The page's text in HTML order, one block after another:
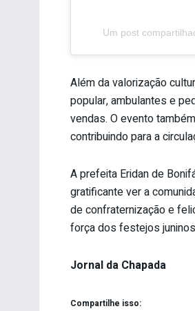
Um post
Além da valorização
popular, ambulantes e
vendas. O evento
contribuindo para a
A prefeita Eridan de
gratificante ver a
de confraternização e
força dos festejos
Jornal da Chapada
Compartilhe isso: